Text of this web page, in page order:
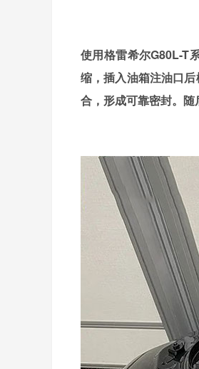
使用格雷希尔G80L-T
缩，插入油箱注油口
合，形成可靠密封。随